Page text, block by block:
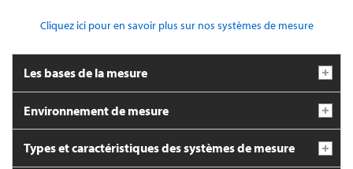
Cliquez ici pour en savoir plus sur nos systèmes de mesure
Les bases de la mesure
Environnement de mesure
Types et caractéristiques des systèmes de mesure